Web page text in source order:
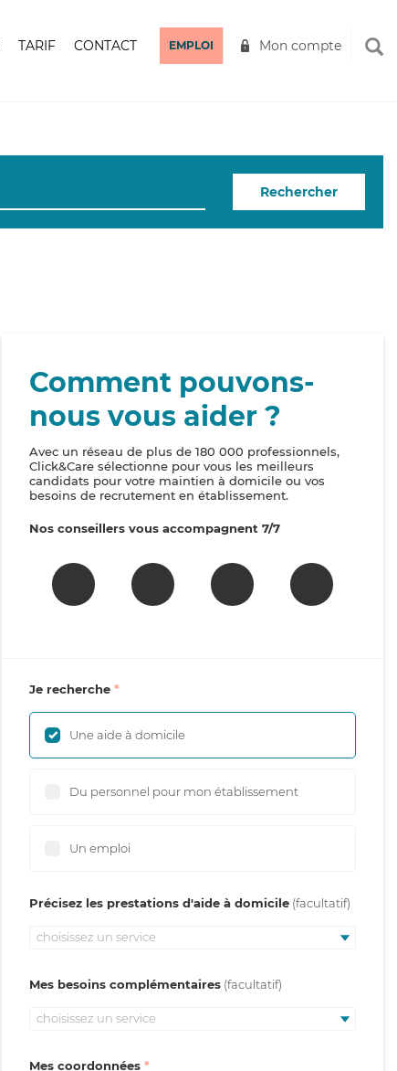
TARIF CONTACT EMPLOI Mon compte
Rechercher
Comment pouvons-
nous vous aider ?
Avec un réseau de plus de 180 000 professionnels,
Click&Care sélectionne pour vous les meilleurs
candidats pour votre maintien à domicile ou vos
besoins de recrutement en établissement.
Nos conseillers vous accompagnent 7/7
Je recherche
Une aide à domicile
Du personnel pour mon établissement
Un emploi
Précisez les prestations d'aide à domicile
choisissez un service
Mes besoins complémentaires
choisissez un service
Mes coordonnées